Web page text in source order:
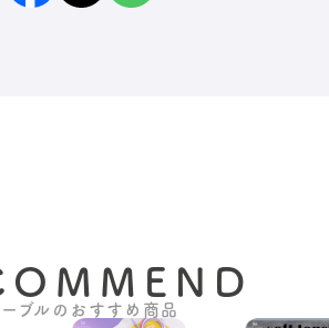
ブルのおすすめ商品